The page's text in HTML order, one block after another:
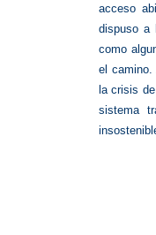
acceso
dispuso a
como
el
la crisis
sistema